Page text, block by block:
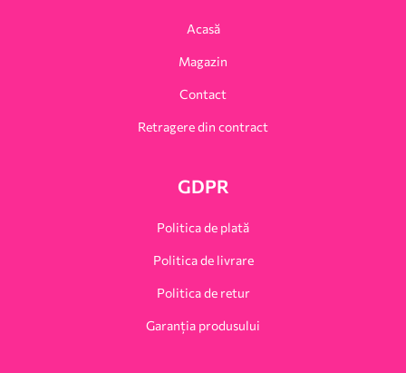
Acasă
Magazin
Contact
Retragere din contract
GDPR
Politica de plată
Politica de livrare
Politica de retur
Garanția produsului